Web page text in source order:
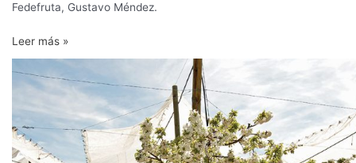
Fedefruta, Gustavo Méndez.
Leer más »
región
de